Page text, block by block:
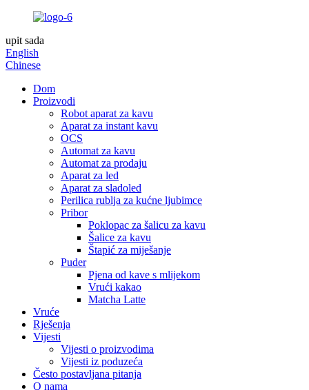
upit sada
English
Chinese
Dom
Proizvodi
Robot aparat za kavu
Aparat za instant kavu
OCS
Automat za kavu
Automat za prodaju
Aparat za led
Aparat za sladoled
Perilica rublja za kućne ljubimce
Pribor
Poklopac za šalicu za kavu
Šalice za kavu
Štapić za miješanje
Puder
Pjena od kave s mlijekom
Vrući kakao
Matcha Latte
Vruće
Rješenja
Vijesti
Vijesti o proizvodima
Vijesti iz poduzeća
Često postavljana pitanja
O nama